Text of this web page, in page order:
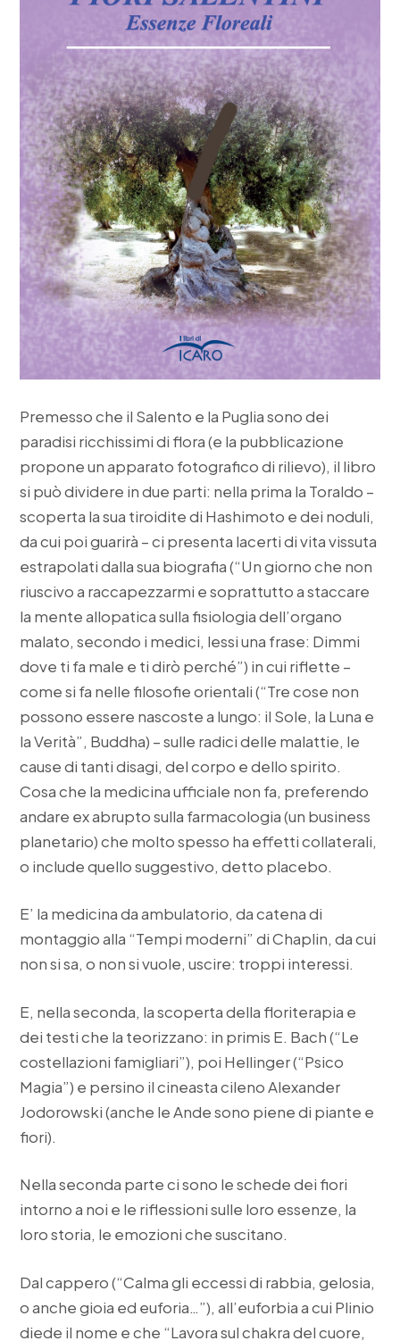
Premesso che il Salento e la Puglia sono dei
paradisi ricchissimi di flora (e la pubblicazione
propone un apparato fotografico di rilievo), il libro
si può dividere in due parti: nella prima la Toraldo –
scoperta la sua tiroidite di Hashimoto e dei noduli,
da cui poi guarirà – ci presenta lacerti di vita vissuta
estrapolati dalla sua biografia (“Un giorno che non
riuscivo a raccapezzarmi e soprattutto a staccare
la mente allopatica sulla fisiologia dell’organo
malato, secondo i medici, lessi una frase: Dimmi
dove ti fa male e ti dirò perché”) in cui riflette –
come si fa nelle filosofie orientali (“Tre cose non
possono essere nascoste a lungo: il Sole, la Luna e
la Verità”, Buddha) – sulle radici delle malattie, le
cause di tanti disagi, del corpo e dello spirito.
Cosa che la medicina ufficiale non fa, preferendo
andare ex abrupto sulla farmacologia (un business
planetario) che molto spesso ha effetti collaterali,
o include quello suggestivo, detto placebo.
E’ la medicina da ambulatorio, da catena di
montaggio alla “Tempi moderni” di Chaplin, da cui
non si sa, o non si vuole, uscire: troppi interessi.
E, nella seconda, la scoperta della floriterapia e
dei testi che la teorizzano: in primis E. Bach (“Le
costellazioni famigliari”), poi Hellinger (“Psico
Magia”) e persino il cineasta cileno Alexander
Jodorowski (anche le Ande sono piene di piante e
fiori).
Nella seconda parte ci sono le schede dei fiori
intorno a noi e le riflessioni sulle loro essenze, la
loro storia, le emozioni che suscitano.
Dal cappero (“Calma gli eccessi di rabbia, gelosia,
o anche gioia ed euforia…”), all’euforbia a cui Plinio
diede il nome e che “Lavora sul chakra del cuore,